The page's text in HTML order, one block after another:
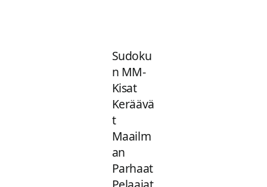
Sudoku
n MM-
Kisat
Keräävä
t
Maailm
an
Parhaat